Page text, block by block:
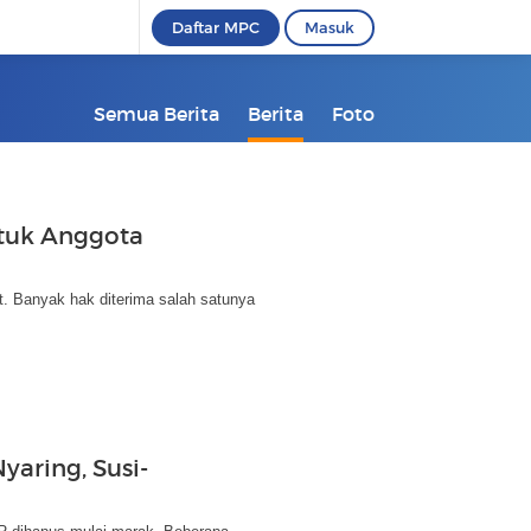
Daftar MPC Masuk
Semua Berita Berita Foto
Anggota
Banyak hak diterima salah satunya
Susi-